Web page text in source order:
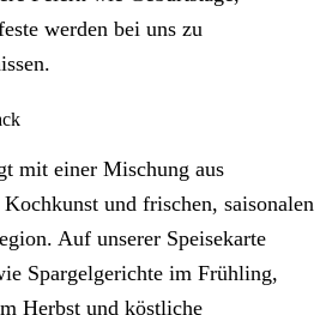
werden bei uns zu
mit einer Mischung aus
und frischen, saisonalen
Auf unserer Speisekarte
Spargelgerichte im Frühling,
Herbst und köstliche